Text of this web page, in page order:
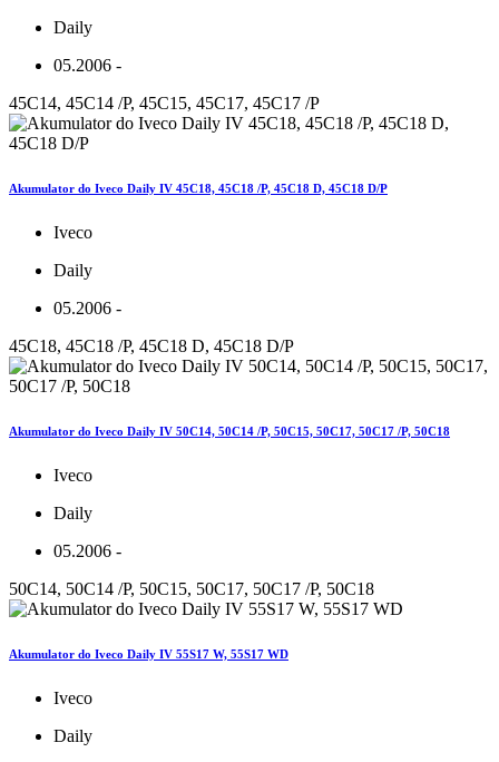
Daily
05.2006 -
45C14, 45C14 /P, 45C15, 45C17, 45C17 /P
Akumulator do Iveco Daily IV 45C18, 45C18 /P, 45C18 D, 45C18 D/P
Iveco
Daily
05.2006 -
45C18, 45C18 /P, 45C18 D, 45C18 D/P
Akumulator do Iveco Daily IV 50C14, 50C14 /P, 50C15, 50C17, 50C17 /P, 50C18
Iveco
Daily
05.2006 -
50C14, 50C14 /P, 50C15, 50C17, 50C17 /P, 50C18
Akumulator do Iveco Daily IV 55S17 W, 55S17 WD
Iveco
Daily